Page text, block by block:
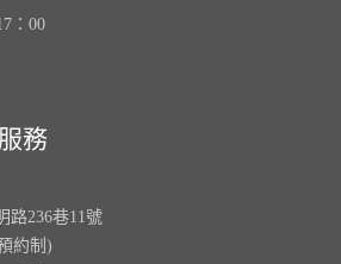
：00
務
路236巷11號
約制)